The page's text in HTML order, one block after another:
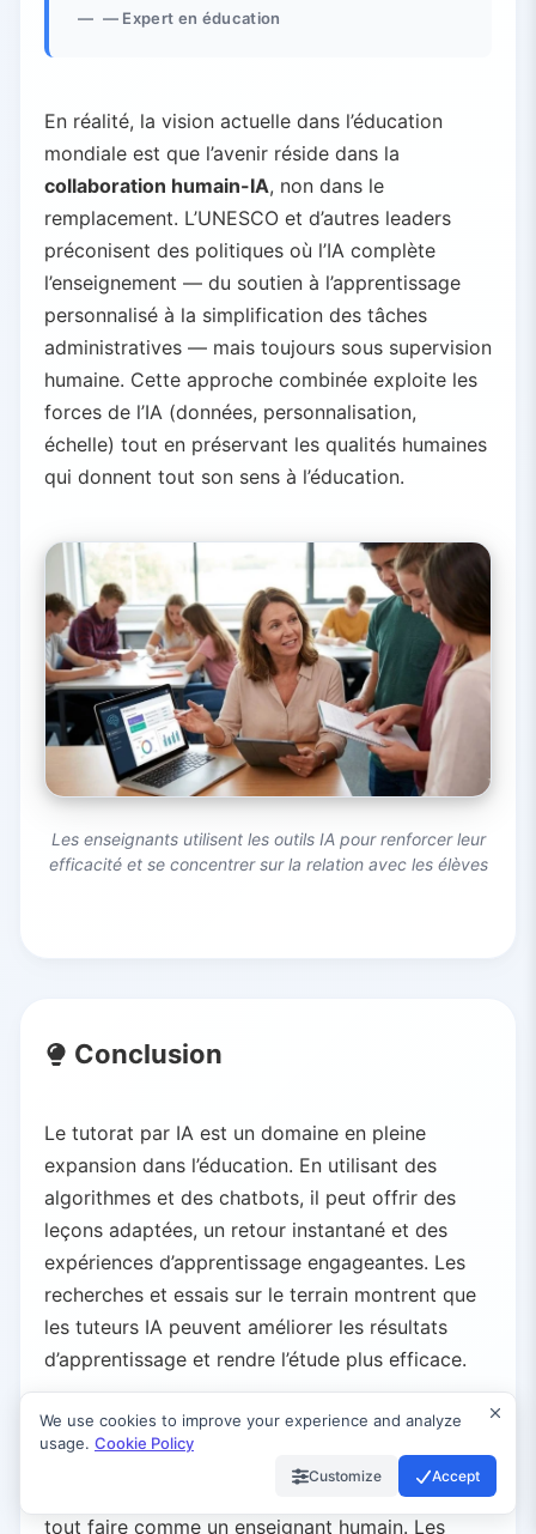
— Expert en éducation
En réalité, la vision actuelle dans l’éducation
mondiale est que l’avenir réside dans la
collaboration humain-IA, non dans le
remplacement. L’UNESCO et d’autres leaders
préconisent des politiques où l’IA complète
l’enseignement — du soutien à l’apprentissage
personnalisé à la simplification des tâches
administratives — mais toujours sous supervision
humaine. Cette approche combinée exploite les
forces de l’IA (données, personnalisation,
échelle) tout en préservant les qualités humaines
qui donnent tout son sens à l’éducation.
Les enseignants utilisent les outils IA pour renforcer leur
efficacité et se concentrer sur la relation avec les élèves
Conclusion
Le tutorat par IA est un domaine en pleine
expansion dans l’éducation. En utilisant des
algorithmes et des chatbots, il peut offrir des
leçons adaptées, un retour instantané et des
expériences d’apprentissage engageantes. Les
recherches et essais sur le terrain montrent que
les tuteurs IA peuvent améliorer les résultats
d’apprentissage et rendre l’étude plus efficace.
Cependant, les tuteurs IA ont des limites
évidentes : ils manquent d’empathie réelle,
peuvent contenir des biais et ne peuvent pas
tout faire comme un enseignant humain. Les
We use cookies to improve your experience and analyze
usage. Cookie Policy
Customize Accept